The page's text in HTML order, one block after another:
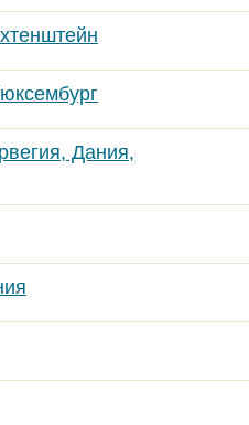
Дания,